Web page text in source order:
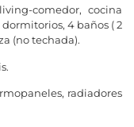
comedor, cocina
4 baños ( 2
(no techada).
radiadores